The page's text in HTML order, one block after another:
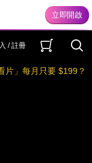
/ 註冊
片」每月只要 $199？